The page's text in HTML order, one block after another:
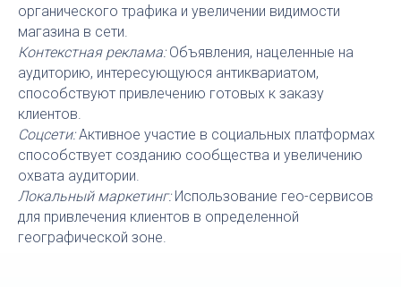
органического трафика и увеличении видимости
магазина в сети.
Контекстная реклама:Объявления, нацеленные на
аудиторию, интересующуюся антиквариатом,
способствуют привлечению готовых к заказу
клиентов.
Соцсети:Активное участие в социальных платформах
способствует созданию сообщества и увеличению
охвата аудитории.
Локальный маркетинг:Использование гео-сервисов
для привлечения клиентов в определенной
географической зоне.